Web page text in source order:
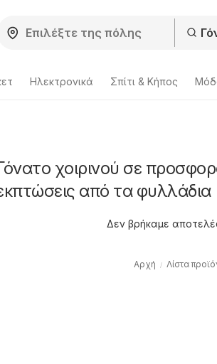
Hλεκτρονικά Σπίτι & Κήπος
χοιρινού σε
από τα φυλλάδια
Δεν βρήκαμε
Αρχή Λίστα